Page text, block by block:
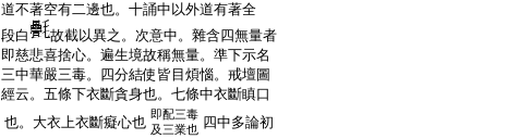
道不著空有二邊也。十誦中以外道有著全
段白
故截以異之。次意中。雜含四無量者
即慈悲喜捨心。遍生境故稱無量。準下示名
三中華嚴三毒。四分結使皆目煩惱。戒壇圖
經云。五條下衣斷貪身也。七條中衣斷瞋口
也。大衣上衣斷癡心也 即配三毒
及三業也 四中多論初